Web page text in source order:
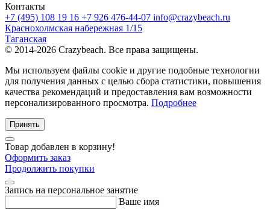
Контакты
+7 (495) 108 19 16 +7 926 476-44-07 info@crazybeach.ru
Краснохолмская набережная 1/15
Таганская
© 2014-2026 Crazybeach. Все права защищены.
Мы используем файлы cookie и другие подобные технологии
для получения данных с целью сбора статистики, повышения
качества рекомендаций и предоставления вам возможности
персонализированного просмотра. Подробнее
Принять
Товар добавлен в корзину!
Оформить заказ
Продолжить покупки
Запись на персональное занятие
Ваше имя